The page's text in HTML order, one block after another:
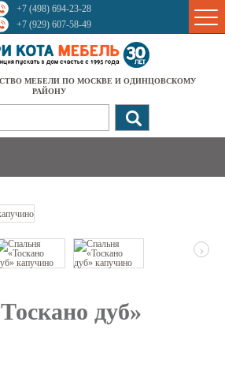
+7 (498) 694-23-28
+7 (929) 607-58-49
МЕБЕЛИ ПО МОСКВЕ И ОДИНЦОВСКОМУ
РАЙОНУ
›
дуб»